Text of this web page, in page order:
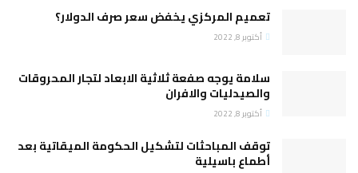
تعميم المركزي يخفض سعر صرف الدولار؟
أكتوبر 8, 2022
سلامة يوجه صفعة ثلاثية الابعاد لتجار المحروقات
والصيدليات والافران
أكتوبر 8, 2022
توقف المباحثات لتشكيل الحكومة الميقاتية بعد
أطماع باسيلية